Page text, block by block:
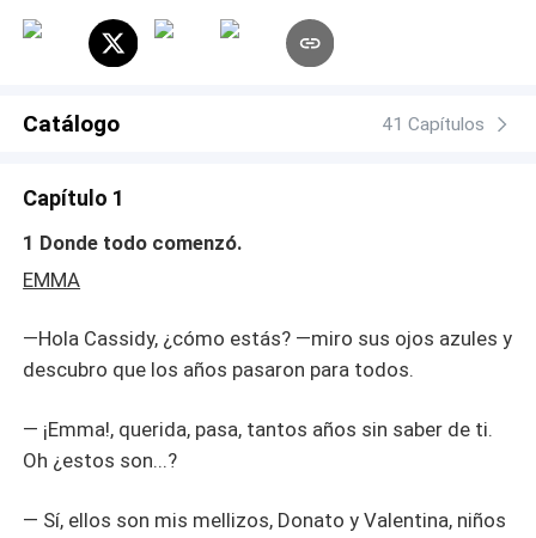
Catálogo 41 Capítulos
Capítulo 1
1 Donde todo comenzó.
EMMA
—Hola Cassidy, ¿cómo estás? —miro sus ojos azules y
descubro que los años pasaron para todos.
— ¡Emma!, querida, pasa, tantos años sin saber de ti.
Oh ¿estos son...?
— Sí, ellos son mis mellizos, Donato y Valentina, niños